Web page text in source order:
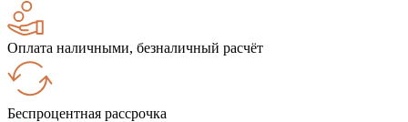
Оплата наличными, безналичный расчёт
Беспроцентная рассрочка